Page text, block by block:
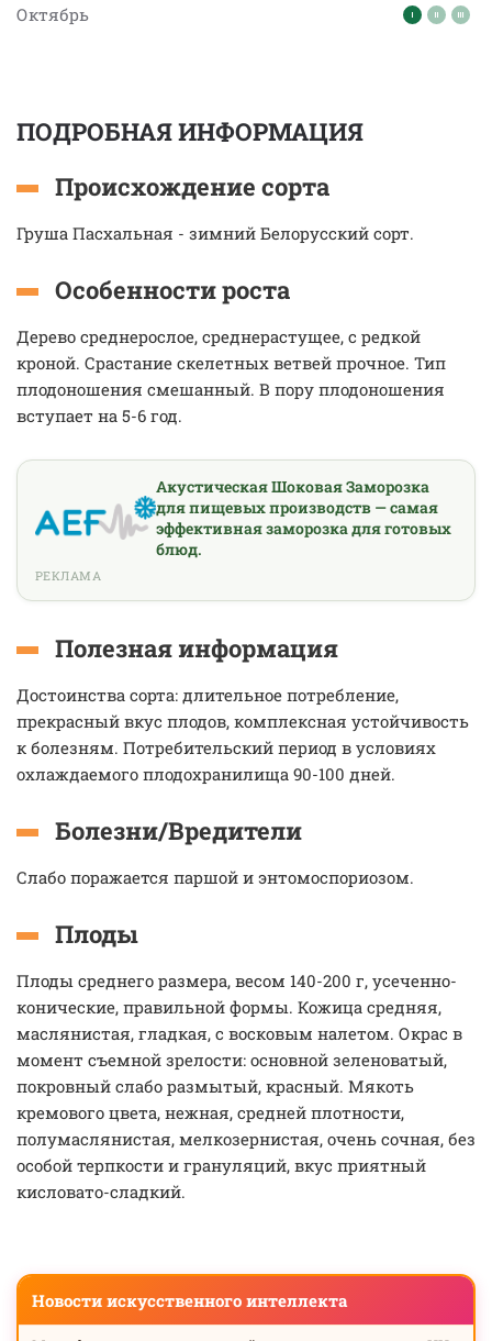
Октябрь
ПОДРОБНАЯ ИНФОРМАЦИЯ
Происхождение сорта
Груша Пасхальная - зимний Белорусский сорт.
Особенности роста
Дерево среднерослое, среднерастущее, с редкой
кроной. Срастание скелетных ветвей прочное. Тип
плодоношения смешанный. В пору плодоношения
вступает на 5-6 год.
Акустическая Шоковая Заморозка
для пищевых производств — самая
эффективная заморозка для готовых
блюд.
РЕКЛАМА
Полезная информация
Достоинства сорта: длительное потребление,
прекрасный вкус плодов, комплексная устойчивость
к болезням. Потребительский период в условиях
охлаждаемого плодохранилища 90-100 дней.
Болезни/Вредители
Слабо поражается паршой и энтомоспориозом.
Плоды
Плоды среднего размера, весом 140-200 г, усеченно-
конические, правильной формы. Кожица средняя,
маслянистая, гладкая, с восковым налетом. Окрас в
момент съемной зрелости: основной зеленоватый,
покровный слабо размытый, красный. Мякоть
кремового цвета, нежная, средней плотности,
полумаслянистая, мелкозернистая, очень сочная, без
особой терпкости и грануляций, вкус приятный
кисловато-сладкий.
Новости искусственного интеллекта